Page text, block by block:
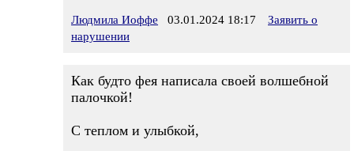
Людмила Иоффе 03.01.2024 18:17
Заявить о
нарушении
Как будто фея написала своей волшебной
палочкой!
С теплом и улыбкой,